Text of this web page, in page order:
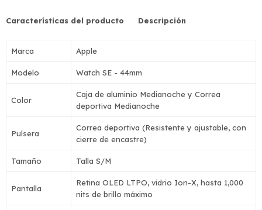
Características del producto Descripción
Marca Apple
Modelo Watch SE - 44mm
Color
Caja de aluminio Medianoche y Correa
deportiva Medianoche
Pulsera
Correa deportiva (Resistente y ajustable, con
cierre de encastre)
Tamaño Talla S/M
Pantalla
Retina OLED LTPO, vidrio Ion-X, hasta 1,000
nits de brillo máximo